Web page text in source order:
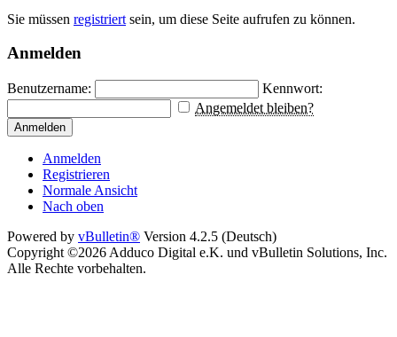
Sie müssen registriert sein, um diese Seite aufrufen zu können.
Anmelden
Benutzername:
Kennwort:
Angemeldet bleiben?
Anmelden
Anmelden
Registrieren
Normale Ansicht
Nach oben
Powered by vBulletin® Version 4.2.5 (Deutsch)
Copyright ©2026 Adduco Digital e.K. und vBulletin Solutions, Inc.
Alle Rechte vorbehalten.